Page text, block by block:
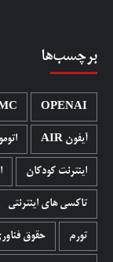
برچسب‌ها
OPENAI
آیفون AIR
اینترنت کودکان
تاکسی های اینترنتی
تورم حقوق